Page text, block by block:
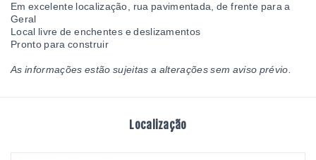
Em excelente localização, rua pavimentada, de frente para a
Geral
Local livre de enchentes e deslizamentos
Pronto para construir
As informações estão sujeitas a alterações sem aviso prévio.
Localização